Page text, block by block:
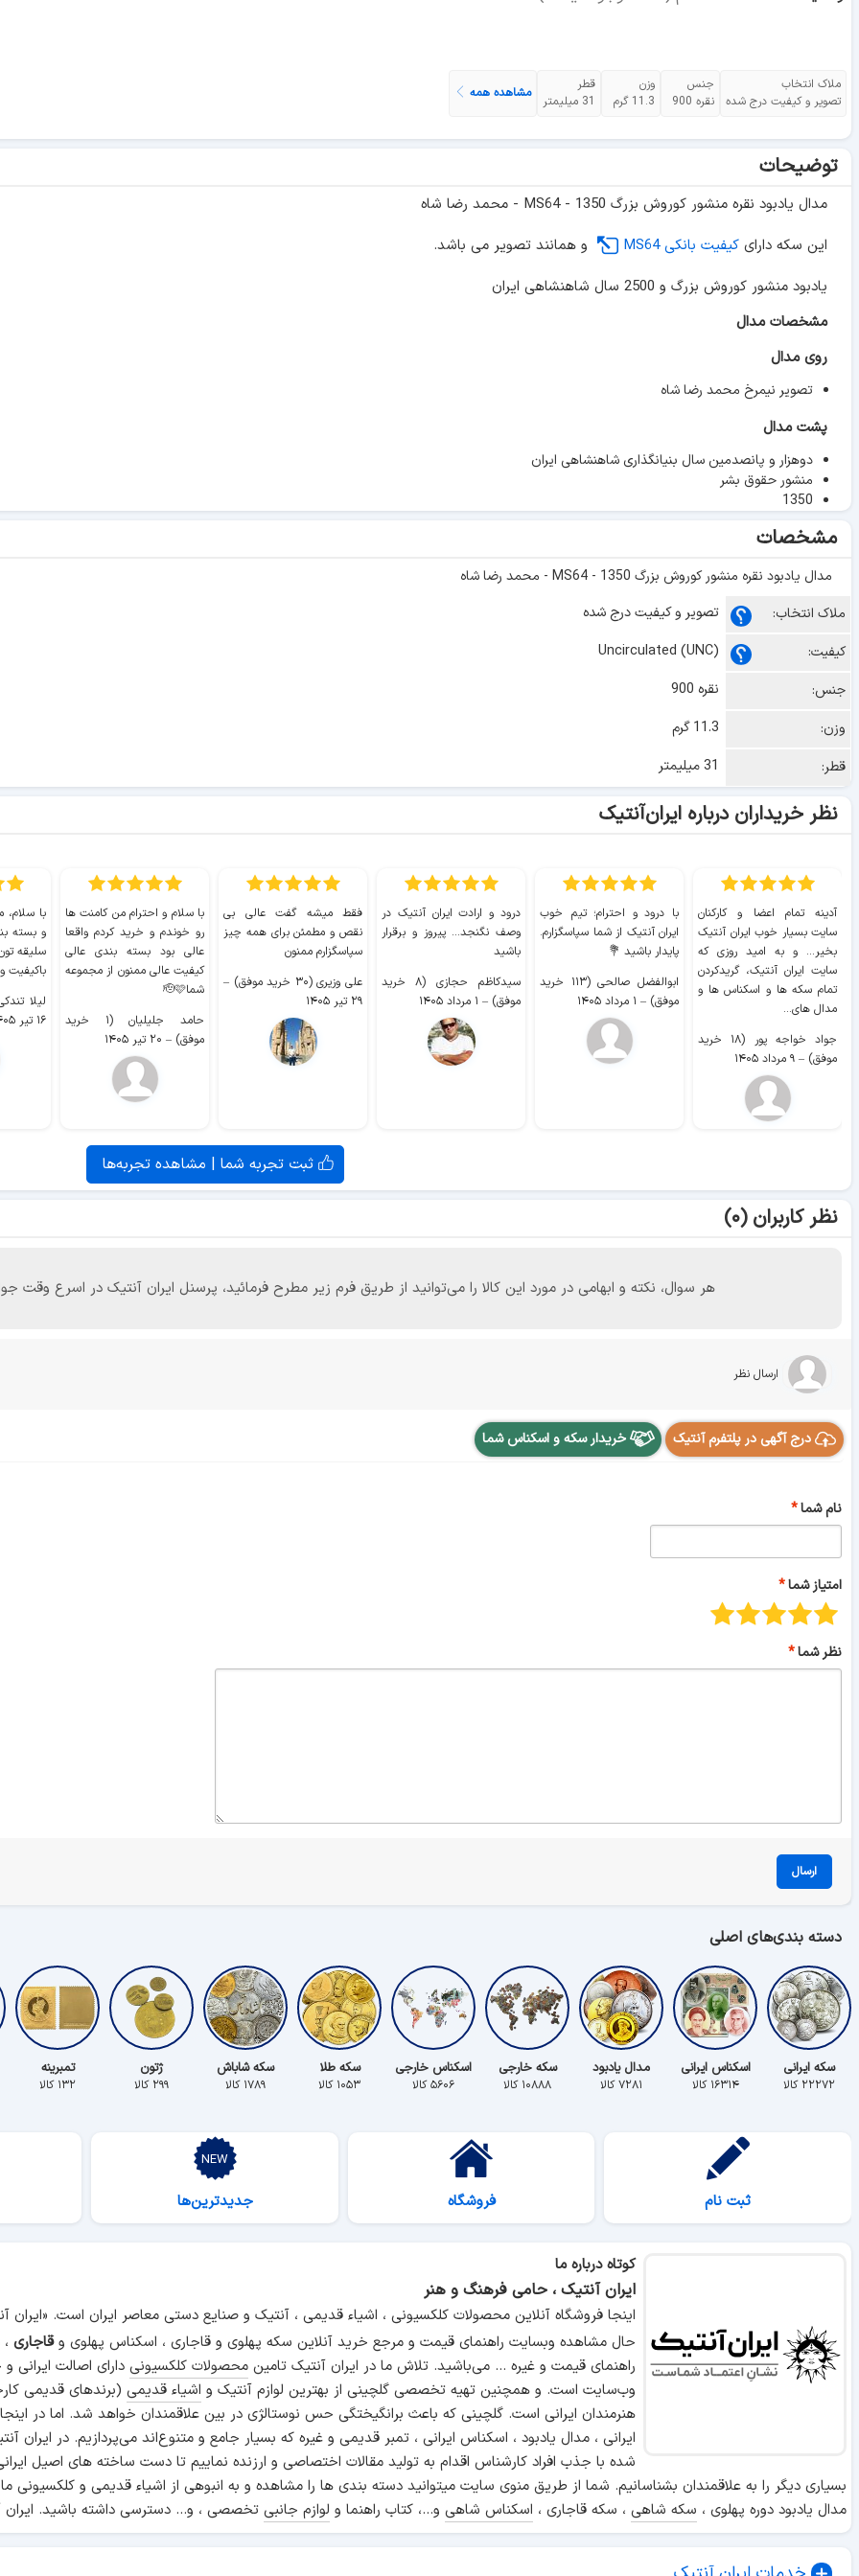
ملاک انتخاب
تصویر و کیفیت درج شده
جنس
نقره 900
وزن
11.3 گرم
قطر
31 میلیمتر
مشاهده همه
توضیحات
مدال یادبود نقره منشور کوروش بزرگ 1350 - MS64 - محمد رضا شاه
این سکه دارای کیفیت بانکی MS64
و همانند تصویر می باشد.
یادبود منشور کوروش بزرگ و 2500 سال شاهنشاهی ایران
مشخصات مدال
روی مدال
تصویر نیمرخ محمد رضا شاه
پشت مدال
دوهزار و پانصدمین سال بنیانگذاری شاهنشاهی ایران
منشور حقوق بشر
1350
مشخصات
مدال یادبود نقره منشور کوروش بزرگ 1350 - MS64 - محمد رضا شاه
ملاک انتخاب:
تصویر و کیفیت درج شده
کیفیت:
Uncirculated (UNC)
جنس:
نقره 900
وزن:
11.3 گرم
قطر:
31 میلیمتر
نظر خریداران درباره ایران‌آنتیک
آدینه تمام اعضا و کارکنان
سایت بسیار خوب ايران آنتیک
بخیر... و به امید روزی که
سایت ايران آنتیک، گریدکردن
تمام سکه ها و اسکناس ها و
مدال های...
جواد خواجه پور (۱۸ خرید
موفق) – ۹ مرداد ۱۴۰۵
با درود و احترام؛ تیم خوب
ایران آنتیک از شما سپاسگزارم.
پایدار باشید 💐
ابوالفضل صالحی (۱۱۳ خرید
موفق) – ۱ مرداد ۱۴۰۵
درود و ارادت ایران آنتیک در
وصف نگنجد... پیروز و برقرار
باشید
سیدکاظم حجازی (۸ خرید
موفق) – ۱ مرداد ۱۴۰۵
فقط میشه گفت عالی بی
نقص و مطمئن برای همه چیز
سپاسگزارم ممنون
علی وزیری (۳۰ خرید موفق)
–
۲۹ تیر ۱۴۰۵
با سلام و احترام من کامنت ها
رو خوندم و خرید کردم واقعا
عالی بود بسته بندی عالی
کیفیت عالی ممنون از مجموعه
شما🫡🩷
حامد جلیلیان (۱ خرید
موفق) – ۲۰ تیر ۱۴۰۵
با سلام،
و بسته
سلیقه
باکیفیت
لیلا تندکی (۲
۱۶ تیر ۱۴۰۵
ثبت تجربه شما | مشاهده تجربه‌ها
نظر کاربران (۰)
هر سوال، نکته و ابهامی در مورد این کالا را می‌توانید از طریق فرم زیر مطرح فرمائید، پرسنل ایران آنتیک در اسرع
ارسال نظر
درج آگهی در پلتفرم آنتیک خریدار سکه و اسکناس شما
نام شما
امتیاز شما
نظر شما
ارسال
دسته بندی‌های اصلی
سکه ایرانی
۲۲۲۷۲ کالا
اسکناس ایرانی
۱۶۳۱۴ کالا
مدال یادبود
۷۲۸۱ کالا
سکه خارجی
۱۰۸۸۸ کالا
اسکناس خارجی
۵۶۰۶ کالا
سکه طلا
۱۰۵۳ کالا
سکه شاباش
۱۷۸۹ کالا
ژتون
۲۹۹ کالا
تمبرینه
۱۳۲ کالا
ثبت نام فروشگاه جدیدترین‌ها
کوتاه درباره ما
ایران آنتیک ، حامی فرهنگ و هنر
اینجا فروشگاه آنلاین محصولات کلکسیونی ، اشیاء قدیمی ، آنتیک و صنایع دستی معاصر ایران است.
حال مشاهده وبسایت راهنمای قیمت و مرجع خرید آنلاین سکه پهلوی و قاجاری ، اسکناس پهلوی وقاجاری
راهنمای قیمت و غیره ... می‌باشید. تلاش ما در ایران آنتیک تامین محصولات کلکسیونی دارای اصالت
وب‌سایت است. و همچنین تهیه تخصصی گلچینی از بهترین لوازم آنتیک و اشیاء قدیمی (برندهای قدیمی
هنرمندان ایرانی است. گلچینی که باعث برانگیختگی حس نوستالژی در بین علاقمندان خواهد شد. اما در
ایرانی ، مدال یادبود ، اسکناس ایرانی ، تمبر قدیمی و غیره که بسیار جامع و متنوع‌اند می‌پردازیم. در
شده با جذب افراد کارشناس اقدام به تولید مقالات اختصاصی و ارزنده نماییم تا دست ساخته های اصیل
بسیاری دیگر را به علاقمندان بشناسانیم. شما از طریق منوی سایت میتوانید دسته بندی ها را مشاهده و به انبوهی از اشیاء قدیمی و کلکسیونی
مدال یادبود دوره پهلوی ، سکه شاهی ، سکه قاجاری ، اسکناس شاهی و...، کتاب راهنما و لوازم جانبی تخصصی ، و... دسترسی داشته باشید. ایران